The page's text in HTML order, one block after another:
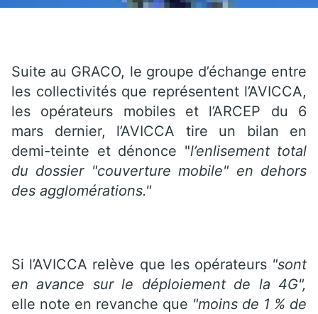
Suite au GRACO, le groupe d’échange entre
les collectivités que représentent l’AVICCA,
les opérateurs mobiles et l’ARCEP du 6
mars dernier, l’AVICCA tire un bilan en
demi-teinte et dénonce "l’enlisement total
du dossier "couverture mobile" en dehors
des agglomérations."
Si l’AVICCA relève que les opérateurs"sont
en avance sur le déploiement de la 4G",
elle note en revanche que "moins de 1 % de